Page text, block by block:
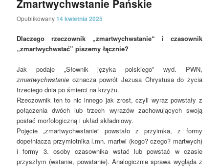
Zmartwychwstanie Pańskie
Opublikowany14 kwietnia 2025
Dlaczego rzeczownik „zmartwychwstanie“ i czasownik
„zmartwychwstać” piszemy łącznie?
Jak podaje „Słownik języka polskiego” wyd. PWN,
zmartwychwstanie oznacza powrót Jezusa Chrystusa do życia
trzeciego dnia po śmierci na krzyżu.
Rzeczownik ten to nic innego jak zrost, czyli wyraz powstały z
połączenia dwóch lub trzech wyrazów zachowujących swoją
postać morfologiczną i układ składniowy.
Pojęcie „zmartwychwstanie“ powstało z przyimka, z formy
dopełniacza przymiotnika l.mn. martwi (kogo? czego? martwych)
i formy 3. osoby czasownika wstać lub powstać w czasie
przyszłym (wstanie, powstanie). Analogicznie sprawa wygląda z